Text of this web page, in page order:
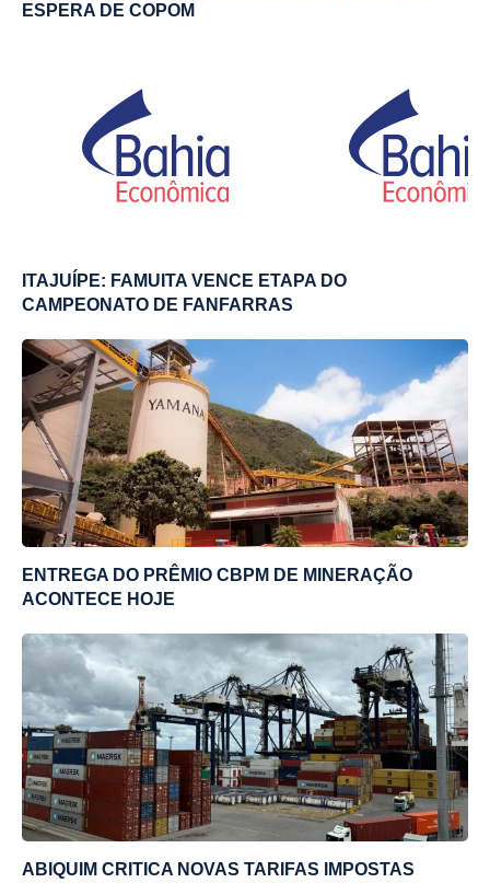
ESPERA DE COPOM
ITAJUÍPE: FAMUITA VENCE ETAPA DO
CAMPEONATO DE FANFARRAS
ENTREGA DO PRÊMIO CBPM DE MINERAÇÃO
ACONTECE HOJE
ABIQUIM CRITICA NOVAS TARIFAS IMPOSTAS